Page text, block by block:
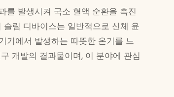
를 발생시켜 국소 혈액 순환을 촉진
림 디바이스는 일반적으로 신체 윤
기에서 발생하는 따뜻한 온기를 느
개발의 결과물이며, 이 분야에 관심